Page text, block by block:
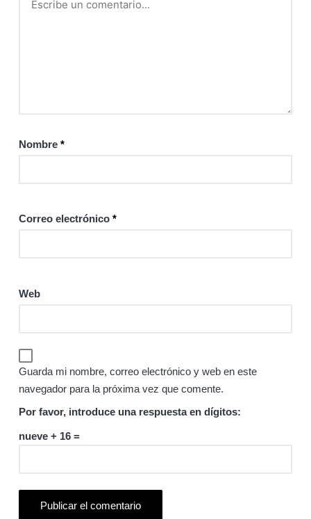
Nombre *
Correo electrónico *
Web
Guarda mi nombre, correo electrónico y web en este
navegador para la próxima vez que comente.
Por favor, introduce una respuesta en dígitos:
nueve + 16 =